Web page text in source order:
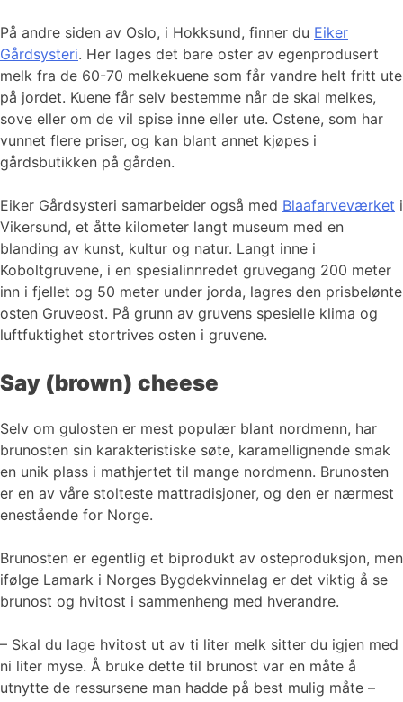
På andre siden av Oslo, i Hokksund, finner du Eiker
Gårdsysteri. Her lages det bare oster av egenprodusert
melk fra de 60-70 melkekuene som får vandre helt fritt ute
på jordet. Kuene får selv bestemme når de skal melkes,
sove eller om de vil spise inne eller ute. Ostene, som har
vunnet flere priser, og kan blant annet kjøpes i
gårdsbutikken på gården.
Eiker Gårdsysteri samarbeider også med Blaafarveværket i
Vikersund, et åtte kilometer langt museum med en
blanding av kunst, kultur og natur. Langt inne i
Koboltgruvene, i en spesialinnredet gruvegang 200 meter
inn i fjellet og 50 meter under jorda, lagres den prisbelønte
osten Gruveost. På grunn av gruvens spesielle klima og
luftfuktighet stortrives osten i gruvene.
Say (brown) cheese
Selv om gulosten er mest populær blant nordmenn, har
brunosten sin karakteristiske søte, karamellignende smak
en unik plass i mathjertet til mange nordmenn. Brunosten
er en av våre stolteste mattradisjoner, og den er nærmest
enestående for Norge.
Brunosten er egentlig et biprodukt av osteproduksjon, men
ifølge Lamark i Norges Bygdekvinnelag er det viktig å se
brunost og hvitost i sammenheng med hverandre.
– Skal du lage hvitost ut av ti liter melk sitter du igjen med
ni liter myse. Å bruke dette til brunost var en måte å
utnytte de ressursene man hadde på best mulig måte –